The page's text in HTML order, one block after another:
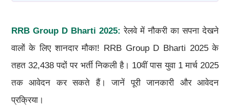
RRB Group D Bharti 2025:रेलवे में नौकरी का सपना देखने
वालों के लिए शानदार मौका! RRB Group D Bharti 2025 के
तहत 32,438 पदों पर भर्ती निकली है। 10वीं पास युवा 1 मार्च 2025
तक आवेदन कर सकते हैं। जानें पूरी जानकारी और आवेदन
प्रक्रिया।